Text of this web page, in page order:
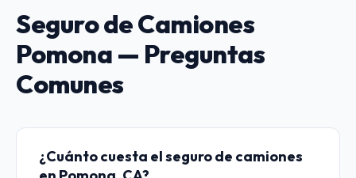
Seguro de Camiones
Pomona — Preguntas
Comunes
¿Cuánto cuesta el seguro de camiones